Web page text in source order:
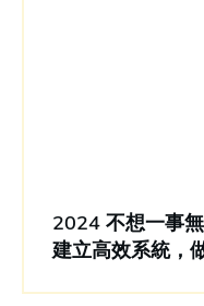
2024 不想一事
建立高效系統，